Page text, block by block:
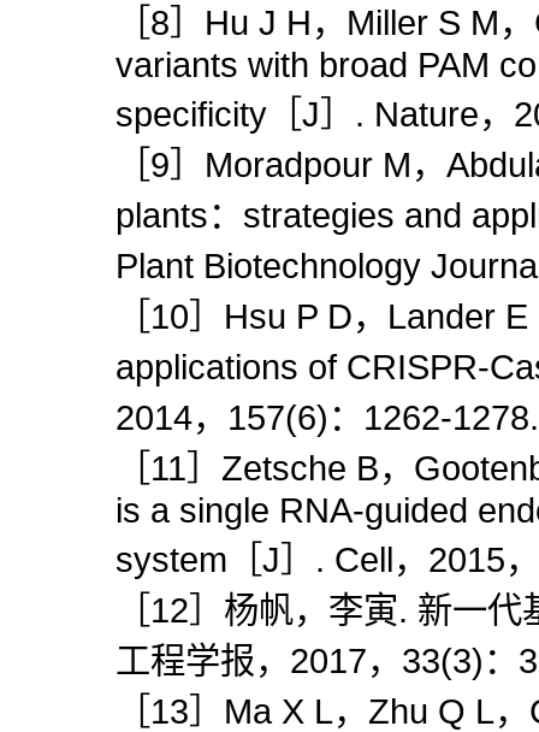
［8］Hu J H，Miller S M
variants with broad PAM
specificity［J］. Nature，
［9］Moradpour M，
plants：strategies and
Plant Biotechnology
［10］Hsu P D，Lander
applications of CRISPR-
2014，157(6)：1262-1278.
［11］Zetsche B，
is a single RNA-guided
system［J］. Cell，2015
［12］杨帆，李寅. 新一
工程学报，2017，33(3)：
［13］Ma X L，Zhu Q L